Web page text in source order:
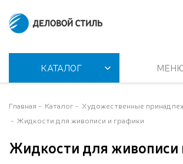
КАТАЛОГ
Главная Каталог
Художественные
Жидкости для живописи и графики
Жидкости для живописи